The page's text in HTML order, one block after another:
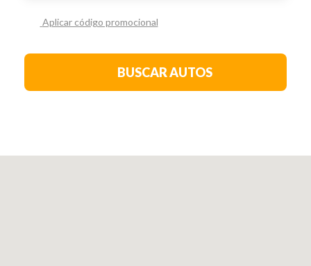
Aplicar código promocional
BUSCAR AUTOS